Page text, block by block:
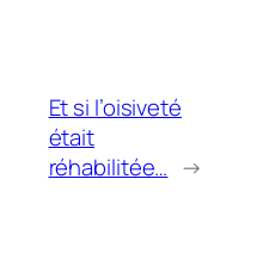
Et si l’oisiveté
était
réhabilitée… →